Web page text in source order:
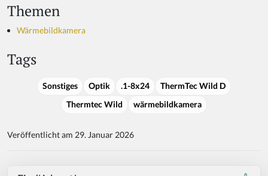
Themen
Wärmebildkamera
Tags
Sonstiges Optik .1-8x24
ThermTec Wild D
Thermtec Wild
wärmebildkamera
Veröffentlicht am 29. Januar 2026